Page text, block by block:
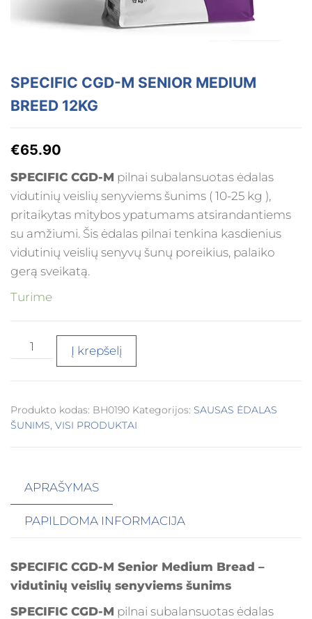
SPECIFIC CGD-M SENIOR MEDIUM
BREED 12KG
€65.90
SPECIFIC CGD-M pilnai subalansuotas ėdalas
vidutinių veislių senyviems šunims ( 10-25 kg ),
pritaikytas mitybos ypatumams atsirandantiems
su amžiumi. Šis ėdalas pilnai tenkina kasdienius
vidutinių veislių senyvų šunų poreikius, palaiko
gerą sveikatą.
Turime
Į krepšelį
Produkto kodas: BH0190 Kategorijos: SAUSAS ĖDALAS
ŠUNIMS, VISI PRODUKTAI
APRAŠYMAS
PAPILDOMA INFORMACIJA
SPECIFIC CGD-M Senior Medium Bread –
vidutinių veislių senyviems šunims
SPECIFIC CGD-M pilnai subalansuotas ėdalas